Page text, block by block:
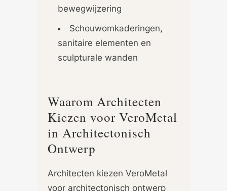
bewegwijzering
Schouwomkaderingen,
sanitaire elementen en
sculpturale wanden
Waarom Architecten
Kiezen voor VeroMetal
in Architectonisch
Ontwerp
Architecten kiezen VeroMetal
voor architectonisch ontwerp